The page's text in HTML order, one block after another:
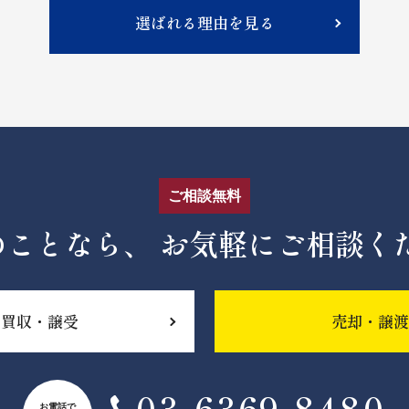
選ばれる理由を見る
ご相談無料
となら、 お気軽にご相談く
買収・譲受 売却・譲渡
お電話で